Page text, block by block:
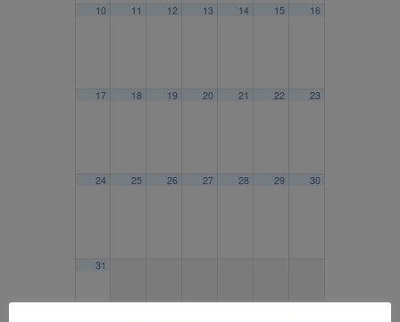
10 11 12 13 14 15 16
17 18 19 20 21 22 23
24 25 26 27 28 29 30
31